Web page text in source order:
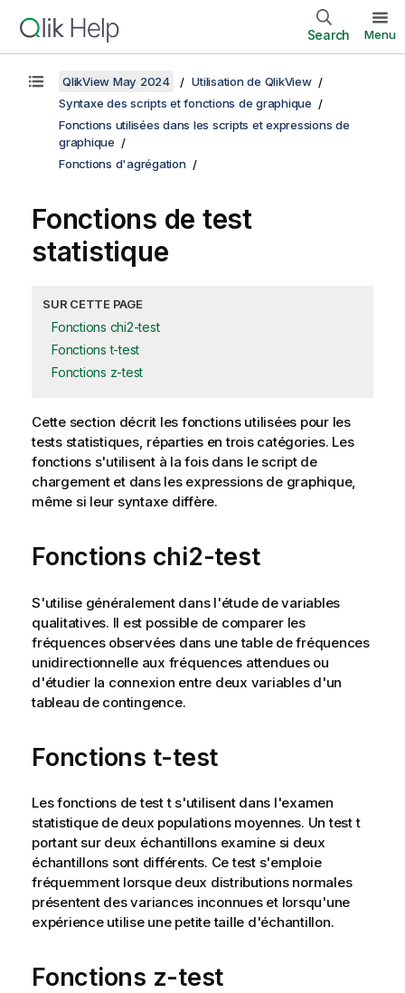
Search Menu
QlikView May 2024
Utilisation de QlikView
Syntaxe des scripts et fonctions de graphique
Fonctions utilisées dans les scripts et expressions de
graphique
Fonctions d'agrégation
Fonctions de test
statistique
SUR CETTE PAGE
Fonctions chi2-test
Fonctions t-test
Fonctions z-test
Cette section décrit les fonctions utilisées pour les
tests statistiques, réparties en trois catégories. Les
fonctions s'utilisent à la fois dans le script de
chargement et dans les expressions de graphique,
même si leur syntaxe diffère.
Fonctions chi2-test
S'utilise généralement dans l'étude de variables
qualitatives. Il est possible de comparer les
fréquences observées dans une table de fréquences
unidirectionnelle aux fréquences attendues ou
d'étudier la connexion entre deux variables d'un
tableau de contingence.
Fonctions t-test
Les fonctions de test t s'utilisent dans l'examen
statistique de deux populations moyennes. Un test t
portant sur deux échantillons examine si deux
échantillons sont différents. Ce test s'emploie
fréquemment lorsque deux distributions normales
présentent des variances inconnues et lorsqu'une
expérience utilise une petite taille d'échantillon.
Fonctions z-test